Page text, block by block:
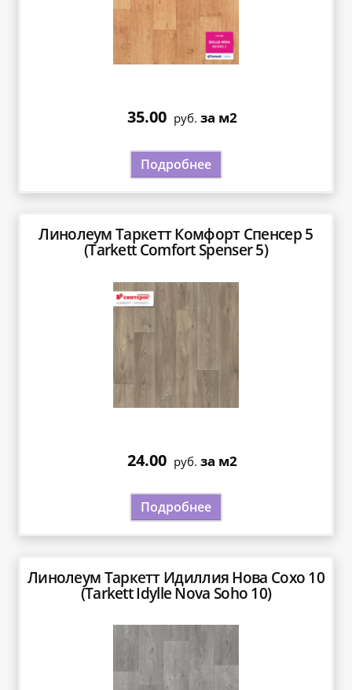
35.00 руб. за м2
Подробнее
Линолеум Таркетт Комфорт Спенсер 5
(Tarkett Comfort Spenser 5)
24.00 руб. за м2
Подробнее
Линолеум Таркетт Идиллия Нова Сохо 10
(Tarkett Idylle Nova Soho 10)